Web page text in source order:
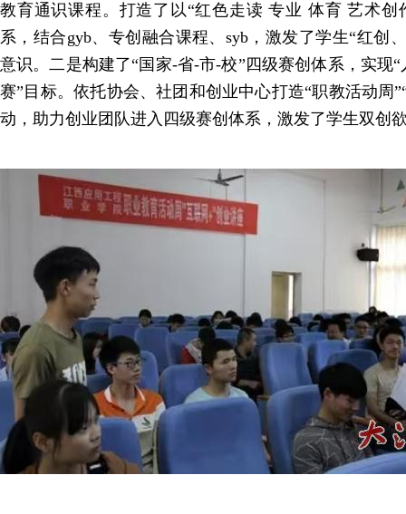
教育通识课程。打造了以“红色走读 专业 体育 艺术创
系，结合gyb、专创融合课程、syb，激发了学生“红创
意识。二是构建了“国家-省-市-校”四级赛创体系，实现
赛”目标。依托协会、社团和创业中心打造“职教活动周
动，助力创业团队进入四级赛创体系，激发了学生双创